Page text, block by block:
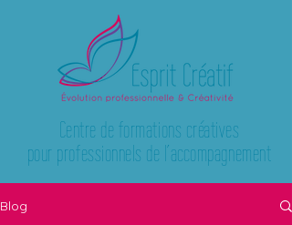
Centre de formations créatives
pour professionnels de l’accompagnement
Blog